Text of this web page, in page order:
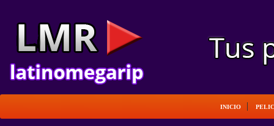
INICIO